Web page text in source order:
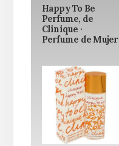
Happy To Be
Perfume, de
Clinique ·
Perfume de Mujer